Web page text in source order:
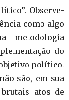
Observe-
como algo
metodologia
do
político.
são, em sua
atos de